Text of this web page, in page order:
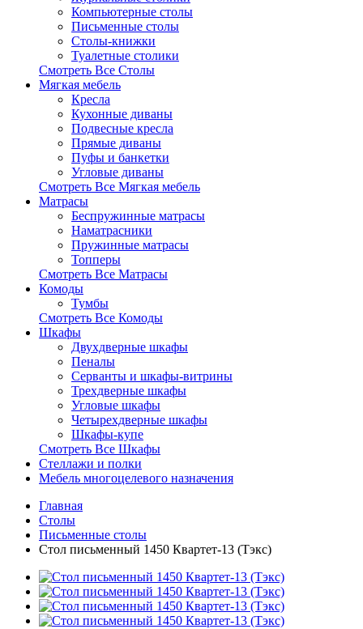
Компьютерные столы
Письменные столы
Столы-книжки
Туалетные столики
Смотреть Все Столы
Мягкая мебель
Кресла
Кухонные диваны
Подвесные кресла
Прямые диваны
Пуфы и банкетки
Угловые диваны
Смотреть Все Мягкая мебель
Матрасы
Беспружинные матрасы
Наматрасники
Пружинные матрасы
Топперы
Смотреть Все Матрасы
Комоды
Тумбы
Смотреть Все Комоды
Шкафы
Двухдверные шкафы
Пеналы
Серванты и шкафы-витрины
Трехдверные шкафы
Угловые шкафы
Четырехдверные шкафы
Шкафы-купе
Смотреть Все Шкафы
Стеллажи и полки
Мебель многоцелевого назначения
Главная
Столы
Письменные столы
Стол письменный 1450 Квартет-13 (Тэкс)